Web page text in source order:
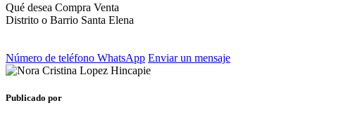
Qué desea Compra Venta
Distrito o Barrio Santa Elena
Número de teléfono WhatsApp Enviar un mensaje
Publicado por